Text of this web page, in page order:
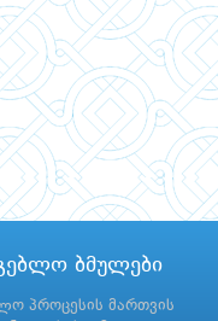
ბმულები
პროცესის მართვის